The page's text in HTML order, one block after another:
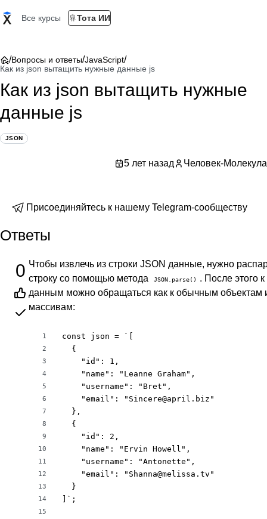
Все курсы Тота ИИ
/Вопросы и ответы/JavaScript/
Как из json вытащить нужные данные js
Как из json вытащить нужные
данные js
JSON
5 лет назад Человек-Молекула
Присоединяйтесь к нашему Telegram-сообществу
Ответы
0 Чтобы извлечь из строки JSON данные, нужно
строку со помощью метода
JSON.parse()
. После этого к
данным можно обращаться как к обычным объектам
массивам:
1
2
3
4
5
6
7
8
9
10
11
12
13
14
15
const json = `[
  {
    "id": 1,
    "name": "Leanne Graham",
    "username": "Bret",
    "email": "Sincere@april.biz"
  },
  {
    "id": 2,
    "name": "Ervin Howell",
    "username": "Antonette",
    "email": "Shanna@melissa.tv"
  }
]`;